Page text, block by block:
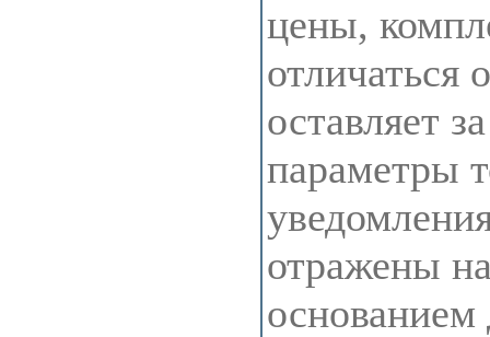
цены,
отличаться
оставляет
параметры
отражены
основанием